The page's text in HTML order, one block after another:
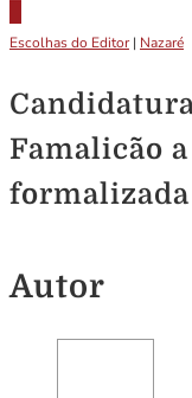
Escolhas do Editor| Nazaré
Famalicão
formalizada
Autor